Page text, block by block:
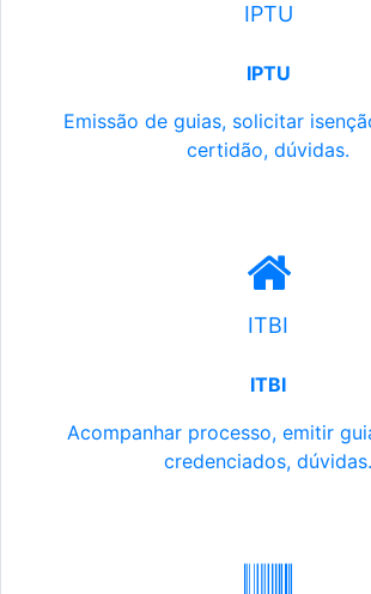
IPTU
IPTU
Emissão de guias, solicitar
certidão, dúvidas.
ITBI
ITBI
Acompanhar processo, emitir
credenciados, dúvidas.